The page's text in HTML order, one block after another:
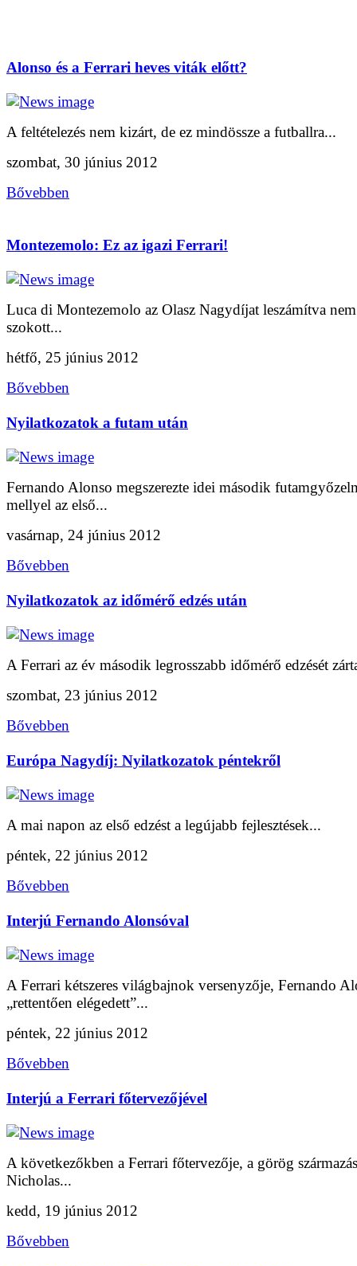
Alonso és a Ferrari heves viták előtt?
A feltételezés nem kizárt, de ez mindössze a futballra...
szombat, 30 június 2012
Bővebben
Montezemolo: Ez az igazi Ferrari!
Luca di Montezemolo az Olasz Nagydíjat leszámítva nem
szokott...
hétfő, 25 június 2012
Bővebben
Nyilatkozatok a futam után
Fernando Alonso megszerezte idei második
mellyel az első...
vasárnap, 24 június 2012
Bővebben
Nyilatkozatok az időmérő edzés után
A Ferrari az év második legrosszabb időmérő edzését
szombat, 23 június 2012
Bővebben
Európa Nagydíj: Nyilatkozatok péntekről
A mai napon az első edzést a legújabb fejlesztések...
péntek, 22 június 2012
Bővebben
Interjú Fernando Alonsóval
A Ferrari kétszeres világbajnok versenyzője, Fernando
„rettentően elégedett”...
péntek, 22 június 2012
Bővebben
Interjú a Ferrari főtervezőjével
A következőkben a Ferrari főtervezője, a görög
Nicholas...
kedd, 19 június 2012
Bővebben